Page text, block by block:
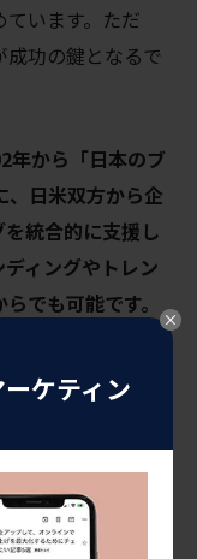
ケティン
います。ただ
成功の鍵となるで
年から「日本のブ
、日米双方から企
統合的に支援し
ィングやトレン
でも可能です。
気軽にお問い合